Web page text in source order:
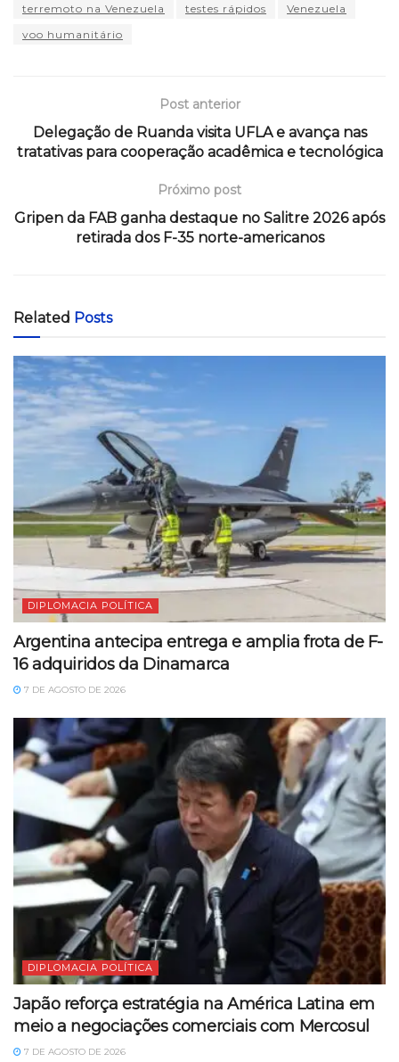
terremoto na Venezuela
testes rápidos
Venezuela
voo humanitário
Post anterior
Delegação de Ruanda visita UFLA e avança nas
tratativas para cooperação acadêmica e tecnológica
Próximo post
Gripen da FAB ganha destaque no Salitre 2026 após
retirada dos F-35 norte-americanos
Related Posts
DIPLOMACIA POLÍTICA
Argentina antecipa entrega e amplia frota de F-
16 adquiridos da Dinamarca
7 DE AGOSTO DE 2026
DIPLOMACIA POLÍTICA
Japão reforça estratégia na América Latina em
meio a negociações comerciais com Mercosul
7 DE AGOSTO DE 2026